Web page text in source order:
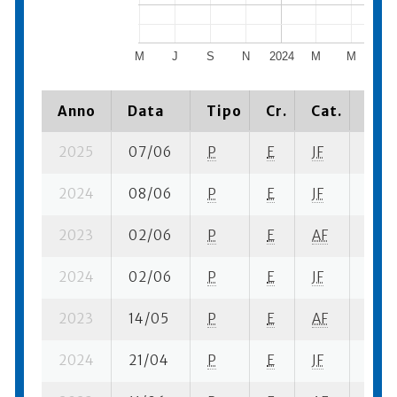
2024
M J S N M M
Anno Data Tipo Cr. Cat.
2025 07/06 P E JF
2024 08/06 P E JF
2023 02/06 P E AF
2024 02/06 P E JF
2023 14/05 P E AF
2024 21/04 P E JF